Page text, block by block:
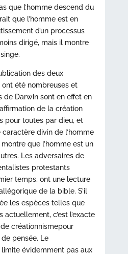
que l’homme descend du
que l’homme est en
d’un processus
dirigé, mais il montre
des deux
été nombreuses et
de Darwin sont en effet en
de la création
pour toutes par dieu, et
divin de l’homme
que l’homme est un
Les adversaires de
protestants
temps, ont une lecture
de la bible. S’il
les espèces telles que
actuellement, c’est l’exacte
créationnismepour
pensée. Le
évidemment pas aux